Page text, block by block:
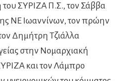
ΣΥΡΙΖΑ Π.Σ., τον Σάββα
ΝΕ Ιωαννίνων, τον πρώην
Δημήτρη Τζιάλλα
στην Νομαρχιακή
και τον Λάμπρο